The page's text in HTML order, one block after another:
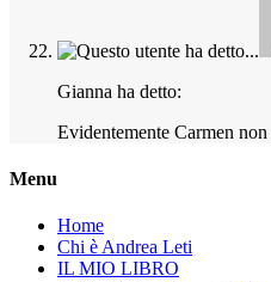
Gianna ha detto:
Evidentemente Carmen
Menu
Home
Chi è Andrea Leti
IL MIO LIBRO